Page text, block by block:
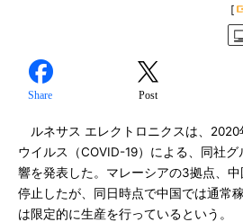
[
Share Post
ルネサス エレクトロニクスは、2020
ウイルス（COVID-19）による、同社
響を発表した。マレーシアの3拠点、
停止したが、同日時点で中国では通常
は限定的に生産を行っているという。